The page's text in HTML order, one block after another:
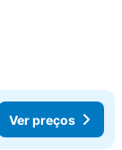
Ver preços